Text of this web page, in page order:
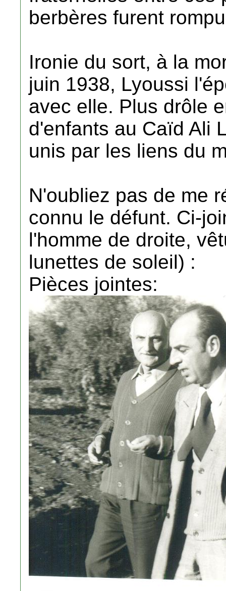
berbères furent
Ironie du sort, à la
juin 1938, Lyoussi
avec elle. Plus drôle
d'enfants au Caïd Ali
unis par les liens du
N'oubliez pas de me
connu le défunt. Ci-
l'homme de droite,
lunettes de soleil) :
Pièces jointes: